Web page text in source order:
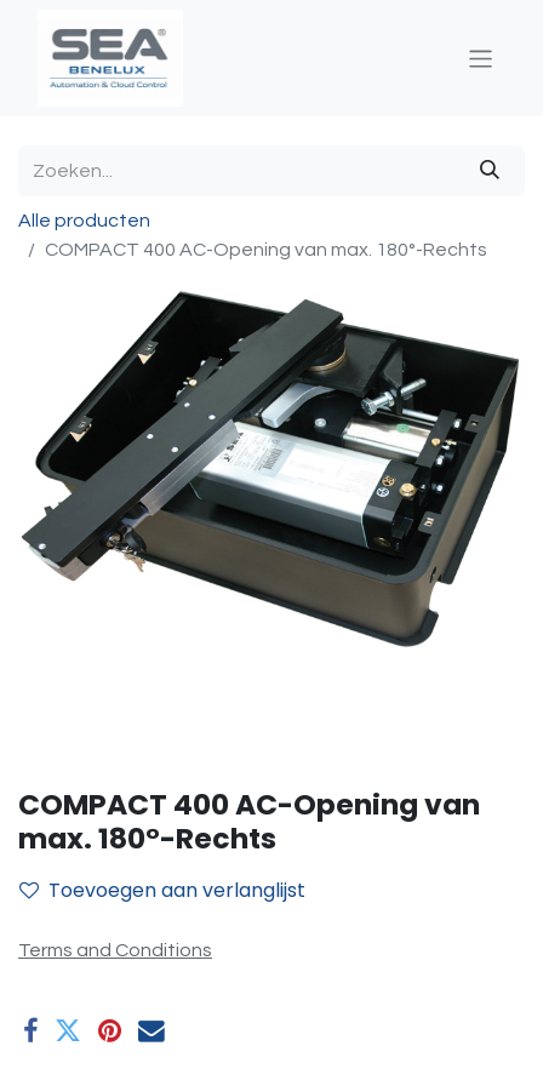
Alle producten
COMPACT 400 AC-Opening van max. 180°-Rechts
COMPACT 400 AC-Opening van
max. 180°-Rechts
Toevoegen aan verlanglijst
Terms and Conditions